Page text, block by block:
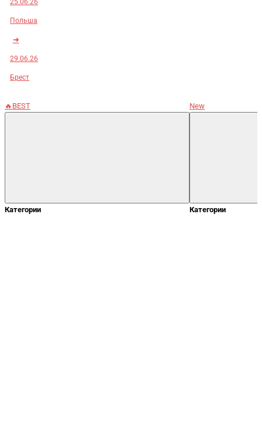
25.06.26
Польша
➜
29.06.26
Брест
🔥BEST
Категории
New
Категории